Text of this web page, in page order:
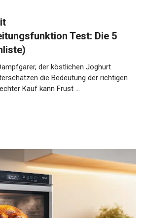
Test: Die 5
der köstlichen Joghurt
die Bedeutung der richtigen
Kauf kann Frust …